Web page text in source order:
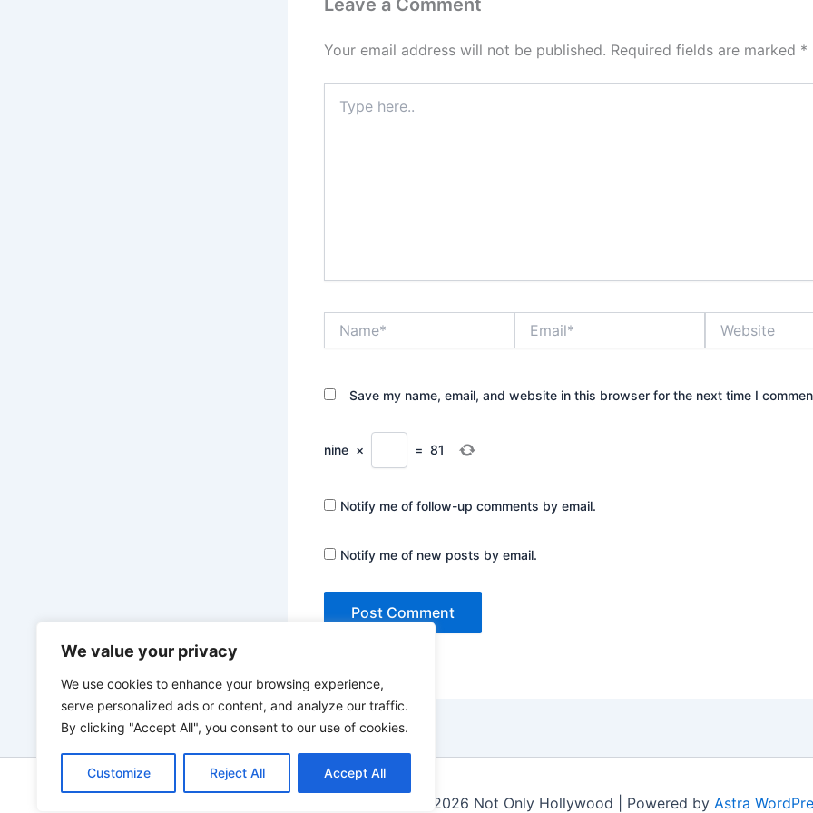
We value your privacy
We use cookies to enhance your browsing experience,
serve personalized ads or content, and analyze our traffic.
By clicking "Accept All", you consent to our use of cookies.
Customize Reject All Accept All
Leave a Comment
Your email address will not be published. Required fields are marked *
here..
Save my name, email, and website in this browser for the next time I
nine × = 81
Notify me of follow-up comments by email.
Notify me of new posts by email.
Copyright © 2026 Not Only Hollywood | Powered by Astra